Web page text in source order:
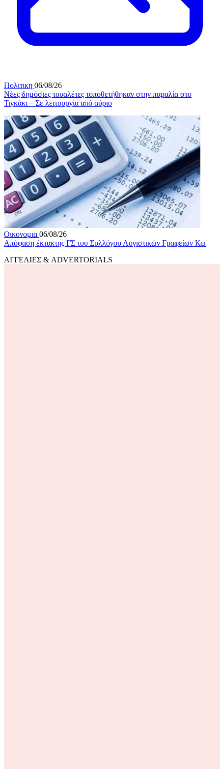
Πολιτικη 06/08/26
Νέες δημόσιες τουαλέτες τοποθετήθηκαν στην παραλία στο
Τιγκάκι – Σε λειτουργία από αύριο
Οικονομια 06/08/26
Απόφαση έκτακτης ΓΣ του Συλλόγου Λογιστικών Γραφείων Κω
ΑΓΓΕΛΙΕΣ & ADVERTORIALS